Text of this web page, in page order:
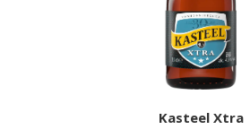
Kasteel Xtra